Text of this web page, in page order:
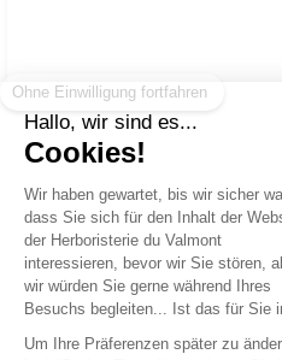
Hallo, wir sind es...
Cookies!
Wir haben gewartet, bis wir sicher
dass Sie sich für den Inhalt der
der Herboristerie du Valmont
interessieren, bevor wir Sie stören,
wir würden Sie gerne während Ihres
Besuchs begleiten... Ist das für Sie
Um Ihre Präferenzen später zu